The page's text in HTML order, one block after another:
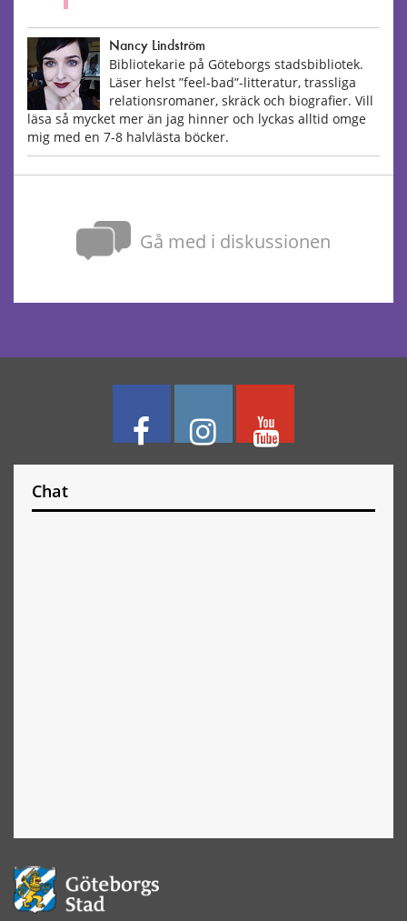
Nancy Lindström
Bibliotekarie på Göteborgs stadsbibliotek.
Läser helst ”feel-bad”-litteratur, trassliga
relationsromaner, skräck och biografier. Vill
läsa så mycket mer än jag hinner och lyckas alltid omge
mig med en 7-8 halvlästa böcker.
Gå med i diskussionen
Chat